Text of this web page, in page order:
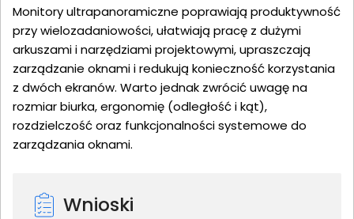
Monitory ultrapanoramiczne poprawiają produktywność
przy wielozadaniowości, ułatwiają pracę z dużymi
arkuszami i narzędziami projektowymi, upraszczają
zarządzanie oknami i redukują konieczność korzystania
z dwóch ekranów. Warto jednak zwrócić uwagę na
rozmiar biurka, ergonomię (odległość i kąt),
rozdzielczość oraz funkcjonalności systemowe do
zarządzania oknami.
Wnioski